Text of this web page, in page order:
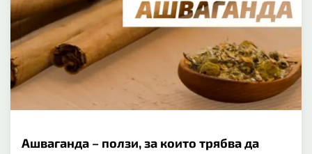
Ашваганда – ползи, за които трябва да